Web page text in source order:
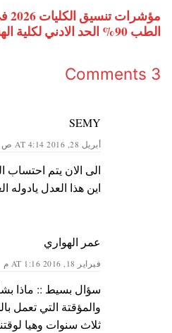
الطب 90% الحد الادني لكلية الهندسة
3 Comments
SEMY
أبريل 28, 2016 AT 4:14 ص
الى الان يتم احتساب
اين هذا العدل يادوله
عمر الهواري
فبراير 18, 2016 AT 1:16 م
سؤال بسيط :: ماذا
والمؤقتة التي تعمل
ثلاث سنوات وهيا